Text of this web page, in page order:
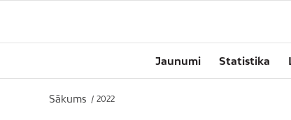
Jaunumi Statistika
Sākums / 2022